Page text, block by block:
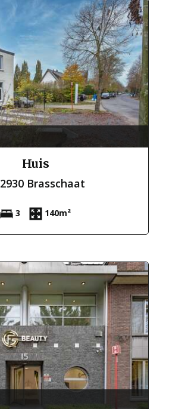
Huis
2930 Brasschaat
3 140m²